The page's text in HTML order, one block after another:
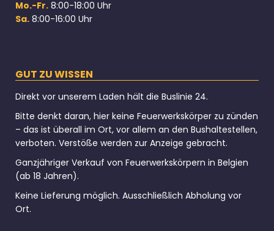
Mo.-Fr. 8:00-18:00 Uhr
Sa. 8:00-16:00 Uhr
GUT ZU WISSEN
Direkt vor unserem Laden hält die Buslinie 24.
Bitte denkt daran, hier keine Feuerwerkskörper zu zünden
– das ist überall im Ort, vor allem an den Bushaltestellen,
verboten. Verstöße werden zur Anzeige gebracht.
Ganzjähriger Verkauf von Feuerwerkskörpern in Belgien
(ab 18 Jahren).
Keine Lieferung möglich. Ausschließlich Abholung vor
Ort.